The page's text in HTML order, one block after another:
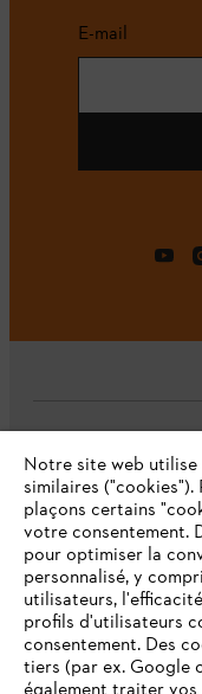
E-mail
L'Entreprise
Questions
Service
Notre site web
similaires
plaçons certains
votre consentement.
pour optimiser la
personnalisé, y
utilisateurs,
profils d'utilisateurs
consentement. Des
tiers (par ex. Google